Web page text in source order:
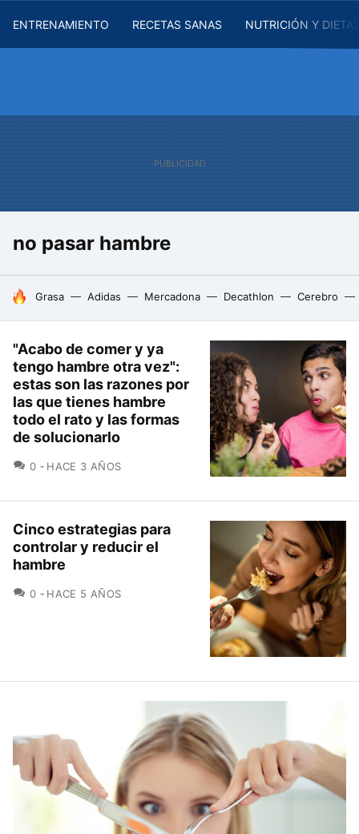
ENTRENAMIENTO RECETAS SANAS NUTRICIÓN Y
no pasar hambre
HOY SE HABLA DE
Grasa Adidas Mercadona Decathlon Cerebro
"Acabo de comer y ya
tengo hambre otra vez":
estas son las razones por
las que tienes hambre
todo el rato y las formas
de solucionarlo
0 COMENTARIOS
HACE 3 AÑOS
Cinco estrategias para
controlar y reducir el
hambre
0 COMENTARIOS
HACE 5 AÑOS